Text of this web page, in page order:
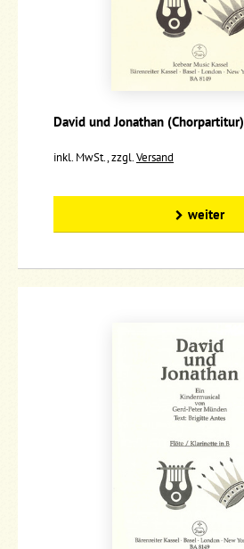
David und Jonathan (Chorpartitur)
inkl. MwSt., zzgl.Versand
weiter